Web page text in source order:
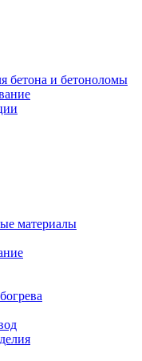
бетона и бетоноломы
материалы